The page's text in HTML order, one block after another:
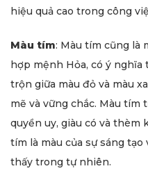
hiệu quả cao trong công
Màu tím: Màu tím cũng là
hợp mệnh Hỏa, có ý nghĩa
trộn giữa màu đỏ và màu
mẽ và vững chắc. Màu tím
quyền uy, giàu có và thèm
tím là màu của sự sáng
thấy trong tự nhiên.